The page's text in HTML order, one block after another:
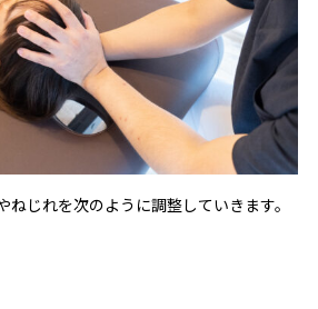
ねじれを次のように調整していきます。